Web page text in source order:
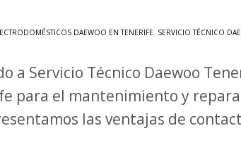
DAEWOO EN TENERIFE, SERVICIO TÉCNICO
a Servicio Técnico Daewoo
para el mantenimiento y
las ventajas de